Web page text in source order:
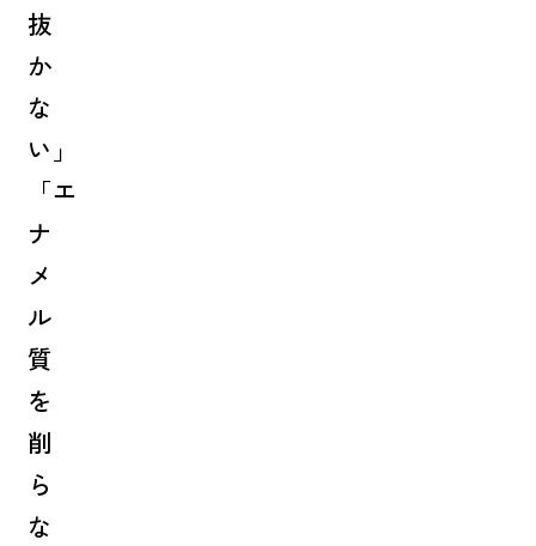
抜
か
な
い」
「エ
ナ
メ
ル
質
を
削
ら
な